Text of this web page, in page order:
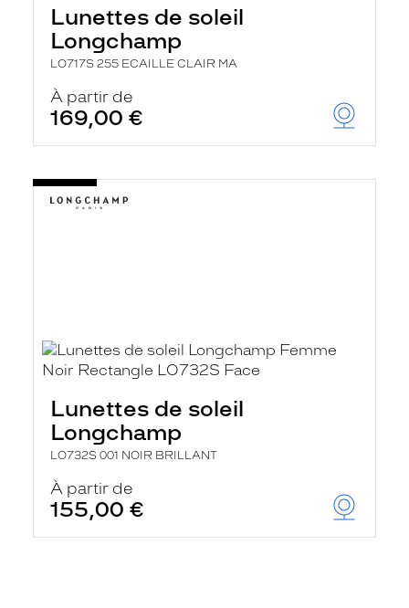
Lunettes de soleil
Longchamp
LO717S 255 ECAILLE CLAIR MA
À partir de
169,00 €
Lunettes de soleil
Longchamp
LO732S 001 NOIR BRILLANT
À partir de
155,00 €